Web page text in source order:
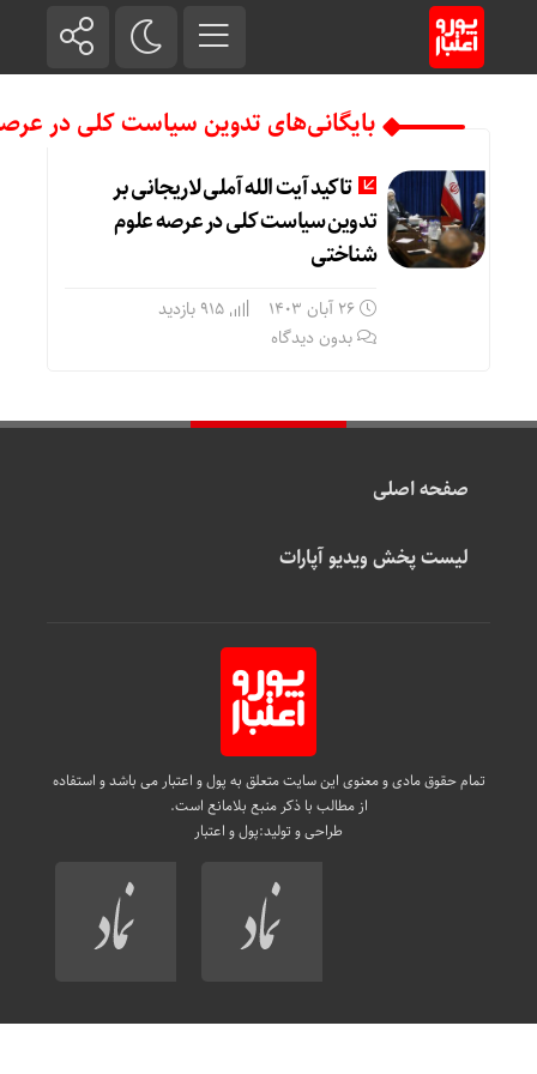
بایگانی‌های تدوین سیاست کلی در
تاکید آیت الله آملی لاریجانی بر
تدوین سیاست کلی در عرصه علوم
شناختی
26 آبان 1403
بدون دیدگاه
صفحه اصلی
لیست پخش ویدیو آپارات
تمام حقوق مادی و معنوی این سایت متعلق به پول و اعتبار می باشد و استفاده
از مطالب با ذکر منبع بلامانع است.
طراحی و تولید:پول و اعتبار